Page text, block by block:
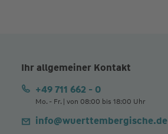
Ihr allgemeiner Kontakt
+49 711 662 - 0
Mo. - Fr. | von 08:00 bis 18:00 Uhr
info@wuerttembergische.de